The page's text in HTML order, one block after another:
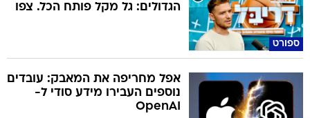
ספורט
הגדולים: גל מקל פותח הכל. צפו
אפל מחריפה את המאבק: עובדים
נוספים העבירו מידע סודי ל-
OpenAI